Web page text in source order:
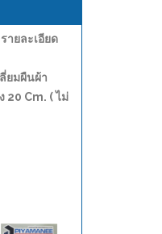
ายละเอียด
ยมผืนผ้า
20 Cm. ( ไม่